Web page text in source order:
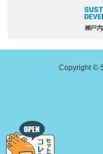
Copyright ©